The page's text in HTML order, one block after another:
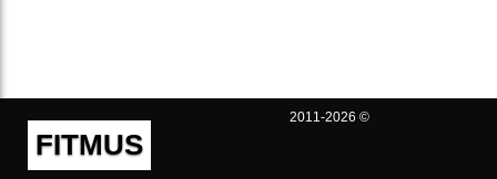
FITMUS
2011-2026 ©